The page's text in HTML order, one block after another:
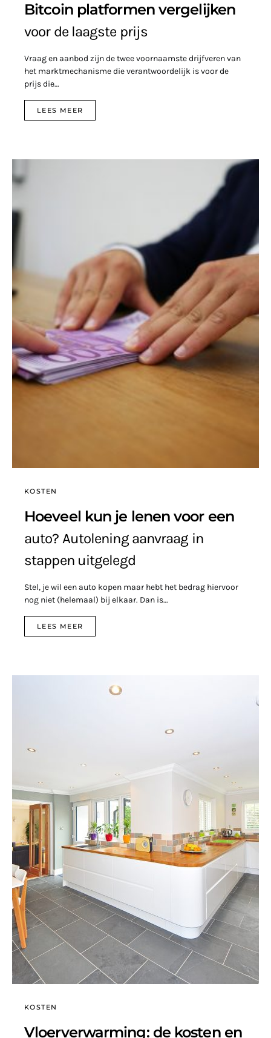
Bitcoin platformen vergelijken
voor de laagste prijs
Vraag en aanbod zijn de twee voornaamste drijfveren van
het marktmechanisme die verantwoordelijk is voor de
prijs die…
LEES MEER
KOSTEN
Hoeveel kun je lenen voor een
auto? Autolening aanvraag in
stappen uitgelegd
Stel, je wil een auto kopen maar hebt het bedrag hiervoor
nog niet (helemaal) bij elkaar. Dan is…
LEES MEER
KOSTEN
Vloerverwarming: de kosten en